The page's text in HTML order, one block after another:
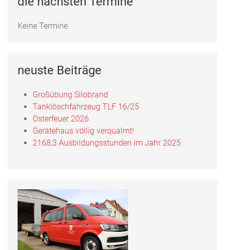
Keine Termine
neuste Beiträge
Großübung Silobrand
Tanklöschfahrzeug TLF 16/25
Osterfeuer 2026
Gerätehaus völlig verqualmt!
2168,3 Ausbildungsstunden im Jahr 2025